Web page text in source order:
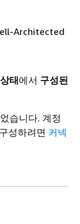
Architected
태에서 구성된
습니다. 계정
성하려면 커넥